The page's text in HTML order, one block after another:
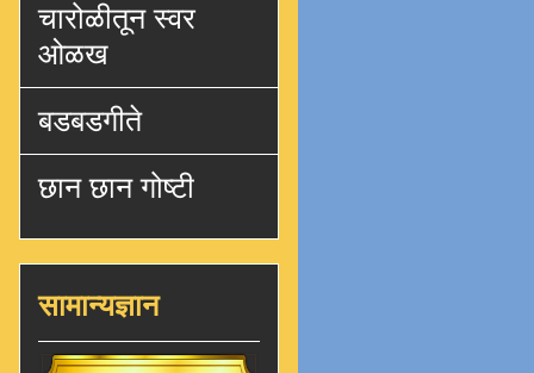
चारोळीतून स्वर
ओळख
बडबडगीते
छान छान गोष्टी
सामान्यज्ञान